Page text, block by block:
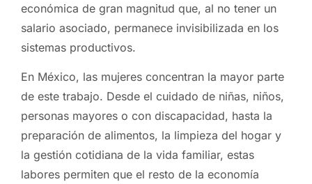
económica de gran magnitud que, al no tener un
salario asociado, permanece invisibilizada en los
sistemas productivos.
En México, las mujeres concentran la mayor parte
de este trabajo. Desde el cuidado de niñas, niños,
personas mayores o con discapacidad, hasta la
preparación de alimentos, la limpieza del hogar y
la gestión cotidiana de la vida familiar, estas
labores permiten que el resto de la economía